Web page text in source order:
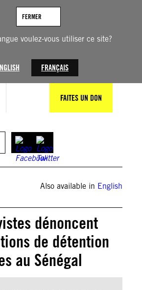
voulez-vous utiliser ce site?
FRANÇAIS
FERMER
FAITES UN DON
Also available in English
dénoncent
de détention
au Sénégal